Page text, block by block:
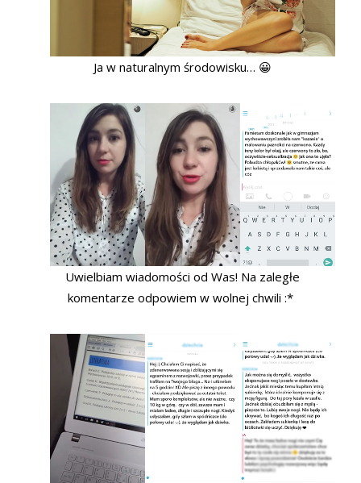
Ja w naturalnym środowisku… 😀
Uwielbiam wiadomości od Was! Na zaległe
komentarze odpowiem w wolnej chwili :*